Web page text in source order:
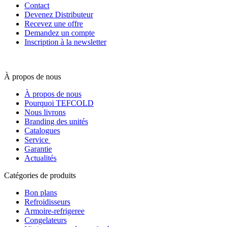
Contact
Devenez Distributeur
Recevez une offre
Demandez un compte
Inscription à la newsletter
À propos de nous
À propos de nous
Pourquoi TEFCOLD
Nous livrons
Branding des unités
Catalogues
Service
Garantie
Actualités
Catégories de produits
Bon plans
Refroidisseurs
Armoire-refrigeree
Congelateurs